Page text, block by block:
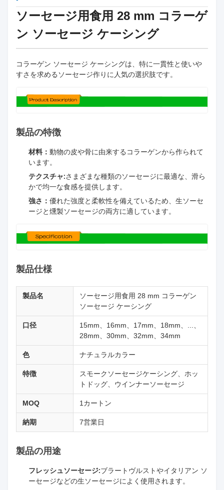
ソーセージ用食用 28 mm コラーゲ
ン ソーセージ ケーシング
コラーゲン ソーセージ ケーシングは、特に一貫性と使いや
すさを求めるソーセージ作りに人気の選択肢です。
製品の特徴
材料： 動物の皮や骨に由来するコラーゲンから作られて
います。
テクスチャ:さまざまな種類のソーセージに最適な、滑ら
かで均一な食感を提供します。
強さ： 優れた強度と柔軟性を備えているため、生ソーセ
ージと燻製ソーセージの両方に適しています。
製品仕様
製品名
ソーセージ用食用 28 mm コラーゲン
ソーセージ ケーシング
口径
15mm、16mm、17mm、18mm、...、
28mm、30mm、32mm、34mm
色 ナチュラルカラー
特徴
スモークソーセージケーシング、ホッ
トドッグ、ウインナーソーセージ
MOQ 1カートン
納期 7営業日
製品の用途
フレッシュソーセージ:ブラートヴルストやイタリアン ソ
ーセージなどの生ソーセージによく使用されます。